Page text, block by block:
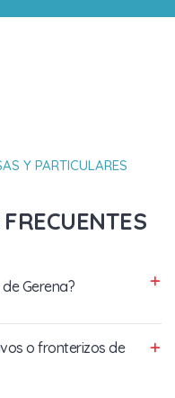
Y PARTICULARES
Gerena?
o fronterizos de